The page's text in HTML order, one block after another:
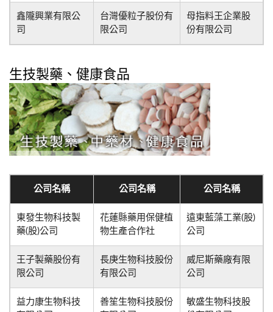
鑫隴興業有限公
司
台灣優粒子股份有
限公司
母指料王企業股
份有限公司
生技製藥、健康食品
公司名稱 公司名稱 公司名稱
東發生物科技製
藥(股)公司
花蓮縣藥用保健植
物生產合作社
遠東藍藻工業(股)
公司
王子製藥股份有
限公司
長庚生物科技股份
有限公司
威尼斯藥廠有限
公司
益力康生物科技
善笙生物科技股份
敏盛生物科技股